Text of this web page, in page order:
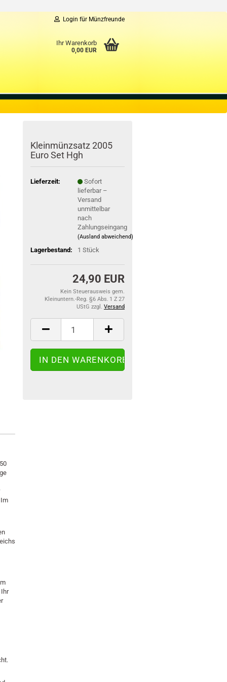
Login für Münzfreunde
Ihr Warenkorb
0,00 EUR
Kleinmünzsatz 2005
Euro Set Hgh
Lieferzeit:
Sofort
lieferbar –
Versand
unmittelbar
nach
Zahlungseingang
(Ausland abweichend)
Lagerbestand: 1 Stück
24,90 EUR
Kein Steuerausweis gem.
Kleinuntern.-Reg. §6 Abs. 1 Z 27
UStG zzgl. Versand
Ihr